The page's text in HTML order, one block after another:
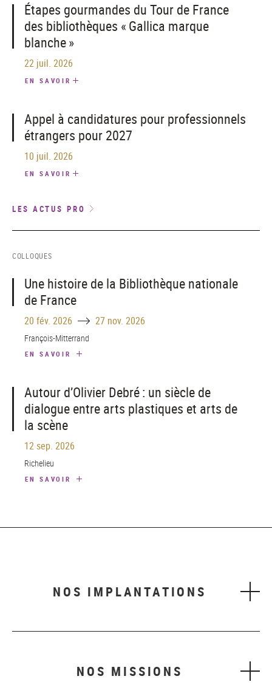
Étapes gourmandes du Tour de France
des bibliothèques « Gallica marque
blanche »
22 juil. 2026
EN SAVOIR
Appel à candidatures pour professionnels
étrangers pour 2027
10 juil. 2026
EN SAVOIR
LES ACTUS PRO
COLLOQUES
Une histoire de la Bibliothèque nationale
de France
20 fév. 2026 Until 27 nov. 2026
François-Mitterrand
EN SAVOIR
Autour d’Olivier Debré : un siècle de
dialogue entre arts plastiques et arts de
la scène
12 sep. 2026
Richelieu
EN SAVOIR
NOS IMPLANTATIONS
NOS MISSIONS